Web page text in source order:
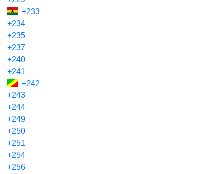
+233
+234
+235
+237
+240
+241
+242
+243
+244
+249
+250
+251
+254
+256